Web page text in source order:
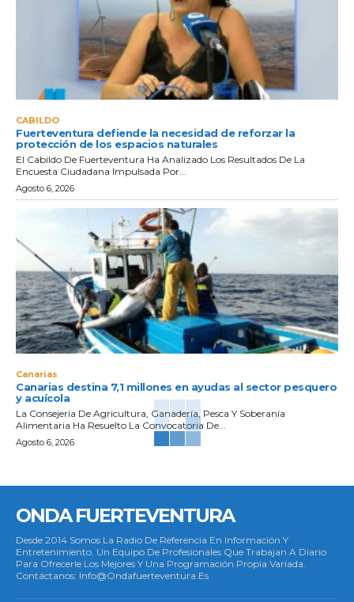
CABILDO
Fuerteventura defiende la necesidad de reforzar la
protección de los espacios naturales
El Cabildo De Fuerteventura Ha Analizado Los Resultados De La
Encuesta Ciudadana Impulsada Por...
Agosto 6, 2026
Canarias
Canarias destina 7,1 millones en ayudas al sector pesquero
y acuícola
La Consejería De Agricultura, Ganadería, Pesca Y Soberanía
Alimentaria Ha Resuelto La Convocatoria De...
Agosto 6, 2026
ONDA FUERTEVENTURA
Desde 2014 Somos La Radio De Referencia En Información Y
Entretenimiento. Un Equipo De Profesionales Que Trabajan A Diario
Para Ofrecerle Los Mejores Y Una Programación Propia Variada.
Contáctanos: Info@ondafuerteventura.es